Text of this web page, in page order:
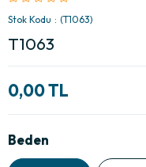
Stok Kodu (T1063)
T1063
0,00 TL
Beden